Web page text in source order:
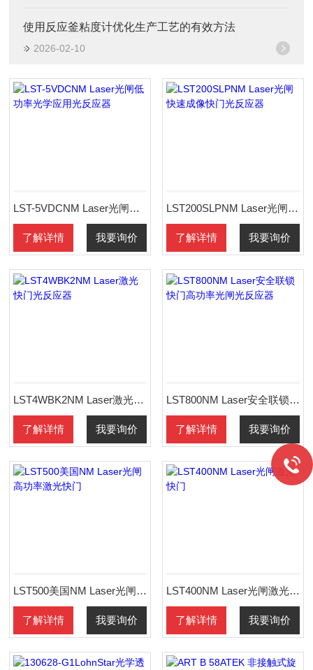
使用反应釜粘度计优化生产工艺的有效方法
2026-02-10
LST-5VDCNM Laser光闸低功率光学应用光反应器
了解详情 我要询价
LST200SLPNM Laser光闸快速成像快门光反应器
了解详情 我要询价
LST4WBK2NM Laser激光快门光反应器
了解详情 我要询价
LST800NM Laser安全联锁快门高功率光闸光反应器
了解详情 我要询价
LST500美国NM Laser光闸高功率激光快门
了解详情 我要询价
LST400NM Laser光闸激光快门
了解详情 我要询价